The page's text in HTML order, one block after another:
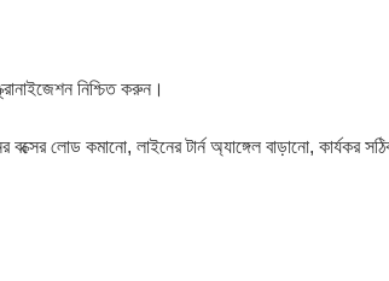
নিশ্চিত করুন।
লোড কমানো, লাইনের টার্ন অ্যাঙ্গেল বাড়ানো, কার্যকর